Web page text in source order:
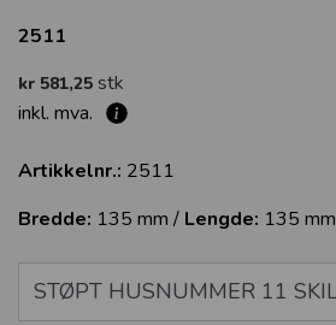
2511
kr 581,25 stk
inkl. mva.
Artikkelnr.: 2511
Bredde: 135 mm / Lengde: 135 mm